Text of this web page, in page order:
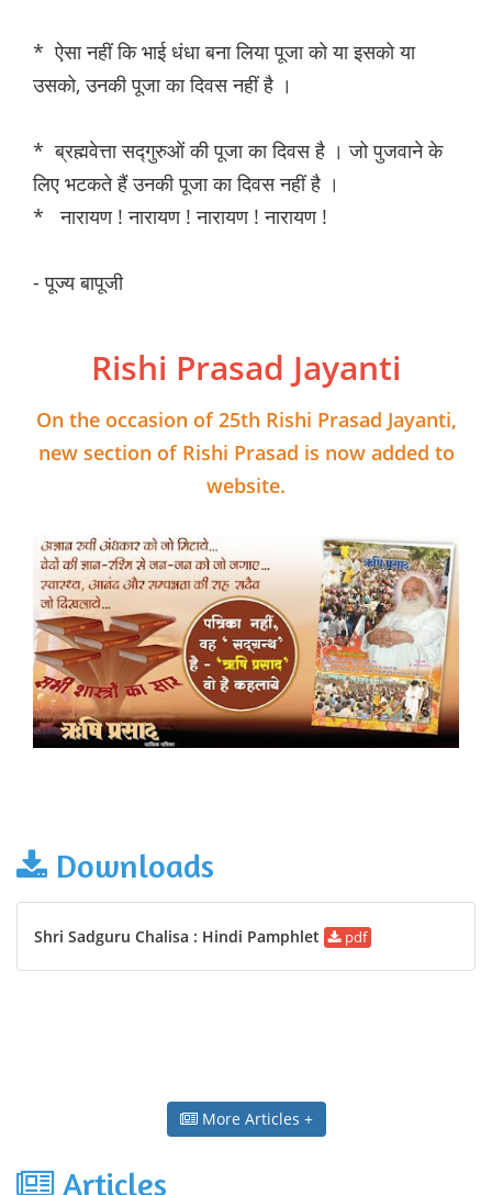
* ऐसा नहीं कि भाई धंधा बना लिया पूजा को या इसको या
उसको, उनकी पूजा का दिवस नहीं है ।
* ब्रह्मवेत्ता सद्गुरुओं की पूजा का दिवस है । जो पुजवाने के
लिए भटकते हैं उनकी पूजा का दिवस नहीं है ।
* नारायण ! नारायण ! नारायण ! नारायण !
- पूज्य बापूजी
Rishi Prasad Jayanti
On the occasion of 25th Rishi Prasad Jayanti,
new section of Rishi Prasad is now added to
website.
Downloads
Shri Sadguru Chalisa : Hindi Pamphlet pdf
More Articles +
Articles